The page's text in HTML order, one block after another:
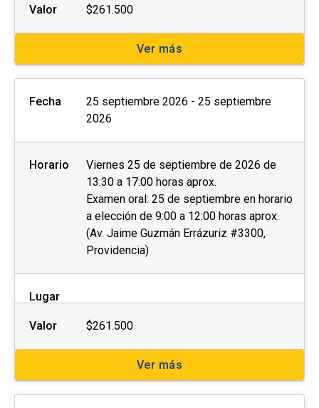
Valor $261.500
Ver más
Fecha
25 septiembre 2026 - 25 septiembre
2026
Horario
Viernes 25 de septiembre de 2026 de
13:30 a 17:00 horas aprox.
Examen oral: 25 de septiembre en horario
a elección de 9:00 a 12:00 horas aprox.
(Av. Jaime Guzmán Errázuriz #3300,
Providencia)
Lugar
Valor $261.500
Ver más